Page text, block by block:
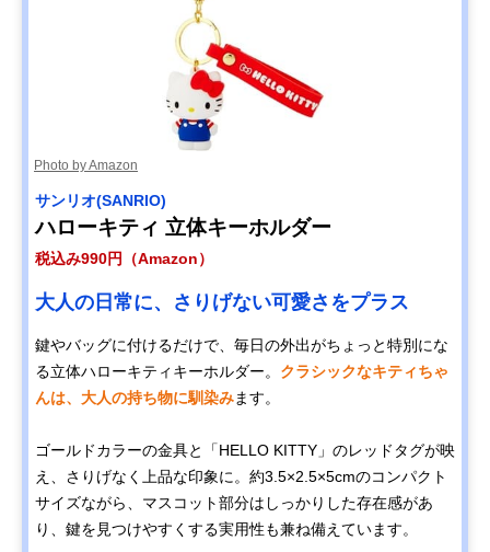
Photo by Amazon
サンリオ(SANRIO)
ハローキティ 立体キーホルダー
税込み990円（Amazon）
大人の日常に、さりげない可愛さをプラス
鍵やバッグに付けるだけで、毎日の外出がちょっと特別にな
る立体ハローキティキーホルダー。 クラシックなキティちゃ
んは、大人の持ち物に馴染みます。
ゴールドカラーの金具と「HELLO KITTY」のレッドタグが映
え、さりげなく上品な印象に。約3.5×2.5×5cmのコンパクト
サイズながら、マスコット部分はしっかりした存在感があ
り、鍵を見つけやすくする実用性も兼ね備えています。